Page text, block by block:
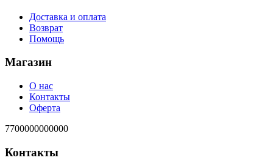
Доставка и оплата
Возврат
Помощь
Магазин
О нас
Контакты
Оферта
7700000000000
Контакты